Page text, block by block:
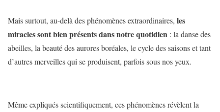
Mais surtout, au-delà des phénomènes extraordinaires, les
miracles sont bien présents dans notre quotidien : la danse des
abeilles, la beauté des aurores boréales, le cycle des saisons et tant
d’autres merveilles qui se produisent, parfois sous nos yeux.
Même expliqués scientifiquement, ces phénomènes révèlent la